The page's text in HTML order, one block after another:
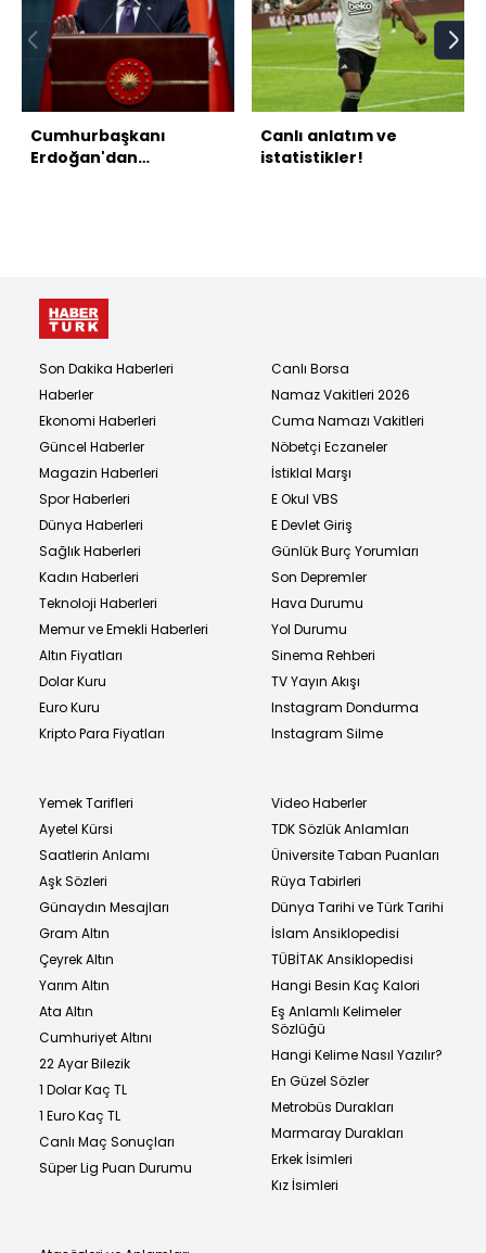
Cumhurbaşkanı
Erdoğan'dan
Canlı anlatım ve
istatistikler!
Son Dakika Haberleri
Haberler
Ekonomi Haberleri
Güncel Haberler
Magazin Haberleri
Spor Haberleri
Dünya Haberleri
Sağlık Haberleri
Kadın Haberleri
Teknoloji Haberleri
Memur ve Emekli Haberleri
Altın Fiyatları
Dolar Kuru
Euro Kuru
Kripto Para Fiyatları
Canlı Borsa
Namaz Vakitleri 2026
Cuma Namazı Vakitleri
Nöbetçi Eczaneler
İstiklal Marşı
E Okul VBS
E Devlet Giriş
Günlük Burç Yorumları
Son Depremler
Hava Durumu
Yol Durumu
Sinema Rehberi
TV Yayın Akışı
Instagram Dondurma
Instagram Silme
Yemek Tarifleri
Ayetel Kürsi
Saatlerin Anlamı
Aşk Sözleri
Günaydın Mesajları
Gram Altın
Çeyrek Altın
Yarım Altın
Ata Altın
Cumhuriyet Altını
22 Ayar Bilezik
1 Dolar Kaç TL
1 Euro Kaç TL
Canlı Maç Sonuçları
Süper Lig Puan Durumu
Video Haberler
TDK Sözlük Anlamları
Üniversite Taban Puanları
Rüya Tabirleri
Dünya Tarihi ve Türk Tarihi
İslam Ansiklopedisi
TÜBİTAK Ansiklopedisi
Hangi Besin Kaç Kalori
Eş Anlamlı Kelimeler
Sözlüğü
Hangi Kelime Nasıl Yazılır?
En Güzel Sözler
Metrobüs Durakları
Marmaray Durakları
Erkek İsimleri
Kız İsimleri